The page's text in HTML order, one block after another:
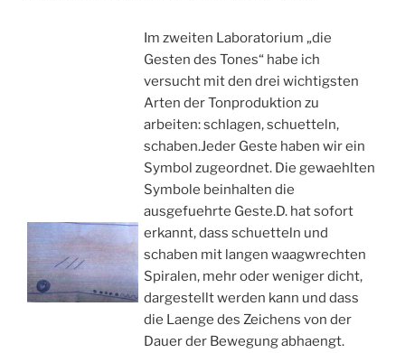
Im zweiten Laboratorium „die
Gesten des Tones“ habe ich
versucht mit den drei wichtigsten
Arten der Tonproduktion zu
arbeiten: schlagen, schuetteln,
schaben.Jeder Geste haben wir ein
Symbol zugeordnet. Die gewaehlten
Symbole beinhalten die
ausgefuehrte Geste.D. hat sofort
erkannt, dass schuetteln und
schaben mit langen waagwrechten
Spiralen, mehr oder weniger dicht,
dargestellt werden kann und dass
die Laenge des Zeichens von der
Dauer der Bewegung abhaengt.